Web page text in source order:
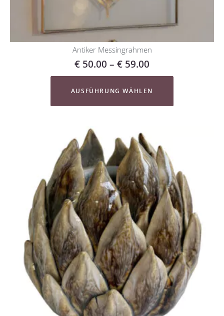
Antiker Messingrahmen
€ 50.00 – € 59.00
AUSFÜHRUNG WÄHLEN